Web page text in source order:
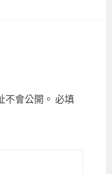
不會公開。 必填